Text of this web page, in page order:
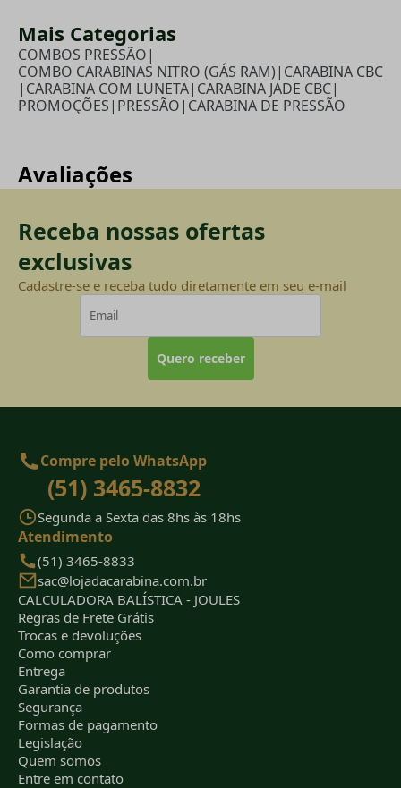
Mais Categorias
COMBOS PRESSÃO|
COMBO CARABINAS NITRO (GÁS RAM)| CARABINA CBC
| CARABINA COM LUNETA| CARABINA JADE CBC|
PROMOÇÕES| PRESSÃO| CARABINA DE PRESSÃO
Avaliações
Receba nossas ofertas
exclusivas
Cadastre-se e receba tudo diretamente em seu e-mail
Quero receber
Compre pelo WhatsApp
(51) 3465-8832
Segunda a Sexta das 8hs às 18hs
Atendimento
(51) 3465-8833
sac@lojadacarabina.com.br
CALCULADORA BALÍSTICA - JOULES
Regras de Frete Grátis
Trocas e devoluções
Como comprar
Entrega
Garantia de produtos
Segurança
Formas de pagamento
Legislação
Quem somos
Entre em contato